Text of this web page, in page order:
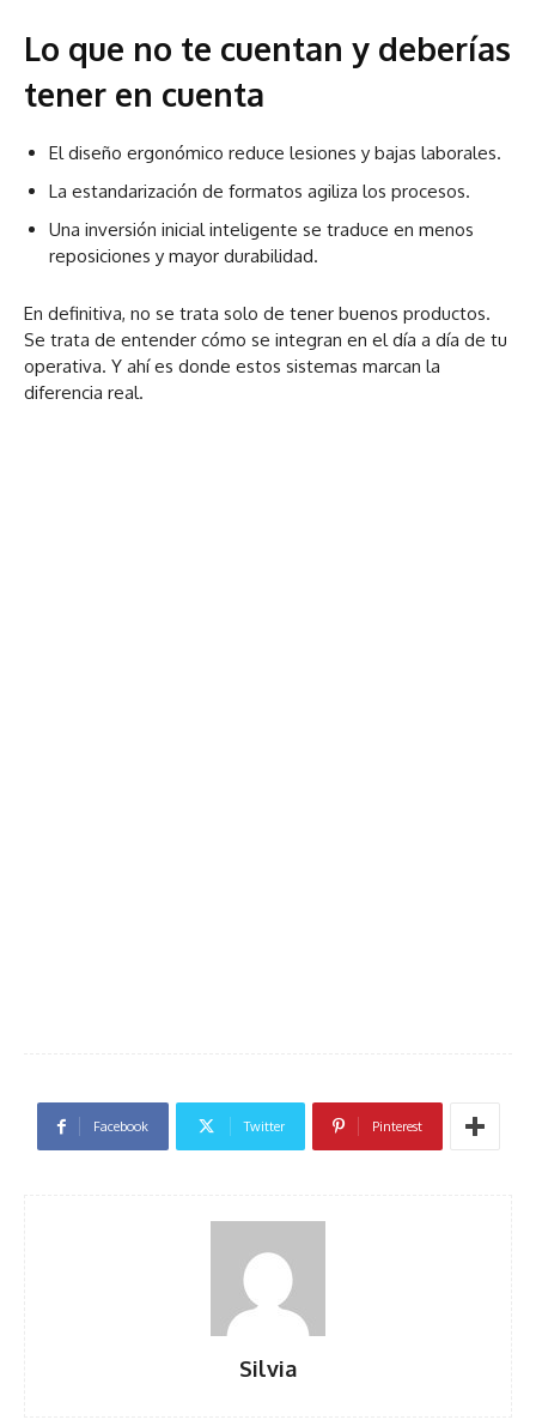
Lo que no te cuentan y deberías
tener en cuenta
El diseño ergonómico reduce lesiones y bajas laborales.
La estandarización de formatos agiliza los procesos.
Una inversión inicial inteligente se traduce en menos
reposiciones y mayor durabilidad.
En definitiva, no se trata solo de tener buenos productos.
Se trata de entender cómo se integran en el día a día de tu
operativa. Y ahí es donde estos sistemas marcan la
diferencia real.
Facebook Twitter Pinterest
Silvia